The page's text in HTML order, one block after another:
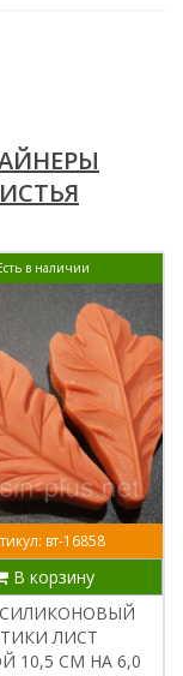
в наличии
вт-16858
В корзину
ЛИСТ
10,5 СМ НА 6,0